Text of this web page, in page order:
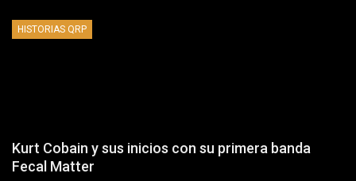
HISTORIAS QRP
Kurt Cobain y sus inicios con su primera banda
Fecal Matter